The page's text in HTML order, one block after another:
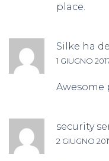
place.
Silke ha
1 GIUGNO
Awesome
security
2 GIUGNO